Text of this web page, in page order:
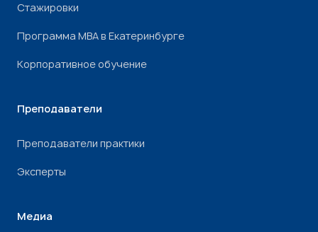
Стажировки
Программа МВА в Екатеринбурге
Корпоративное обучение
Преподаватели
Преподаватели практики
Эксперты
Медиа